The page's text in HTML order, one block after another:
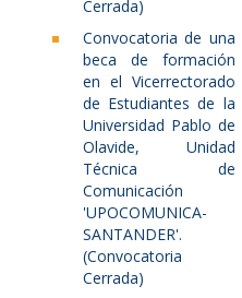
Cerrada)
Convocatoria de una
beca de formación
en el Vicerrectorado
de Estudiantes de la
Universidad Pablo de
Olavide, Unidad
Técnica de
Comunicación
'UPOCOMUNICA-
SANTANDER'.
(Convocatoria
Cerrada)